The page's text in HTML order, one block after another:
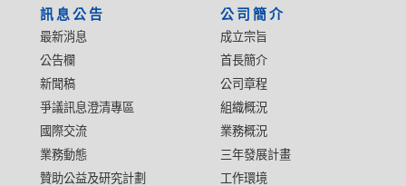
訊息公告
最新消息
公告欄
新聞稿
爭議訊息澄清專區
國際交流
業務動態
贊助公益及研究計劃
公司簡介
成立宗旨
首長簡介
公司章程
組織概況
業務概況
三年發展計畫
工作環境